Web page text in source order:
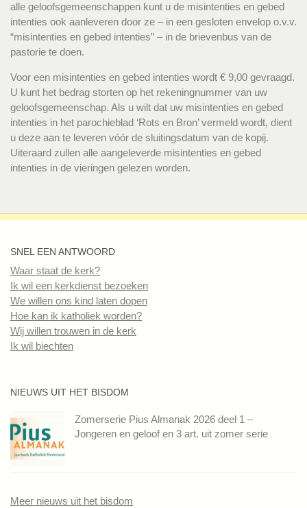
alle geloofsgemeenschappen kunt u de misintenties en gebed
intenties ook aanleveren door ze – in een gesloten envelop o.v.v.
“misintenties en gebed intenties” – in de brievenbus van de
pastorie te doen.
Voor een misintenties en gebed intenties wordt € 9,00 gevraagd.
U kunt het bedrag storten op het rekeningnummer van uw
geloofsgemeenschap. Als u wilt dat uw misintenties en gebed
intenties in het parochieblad ‘Rots en Bron’ vermeld wordt, dient
u deze aan te leveren vóór de sluitingsdatum van de kopij.
Uiteraard zullen alle aangeleverde misintenties en gebed
intenties in de vieringen gelezen worden.
SNEL EEN ANTWOORD
Waar staat de kerk?
Ik wil een kerkdienst bezoeken
We willen ons kind laten dopen
Hoe kan ik katholiek worden?
Wij willen trouwen in de kerk
Ik wil biechten
NIEUWS UIT HET BISDOM
Zomerserie Pius Almanak 2026 deel 1 –
Jongeren en geloof en 3 art. uit zomer serie
Meer nieuws uit het bisdom